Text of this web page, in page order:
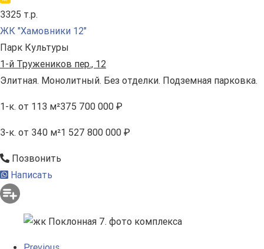
3325 т.р.
ЖК "Хамовники 12"
Парк Культуры
1-й Тружеников пер., 12
Элитная. Монолитный. Без отделки. Подземная парковка.
1-к. от 113 м²375 700 000 ₽
3-к. от 340 м²1 527 800 000 ₽
Позвонить
Написать